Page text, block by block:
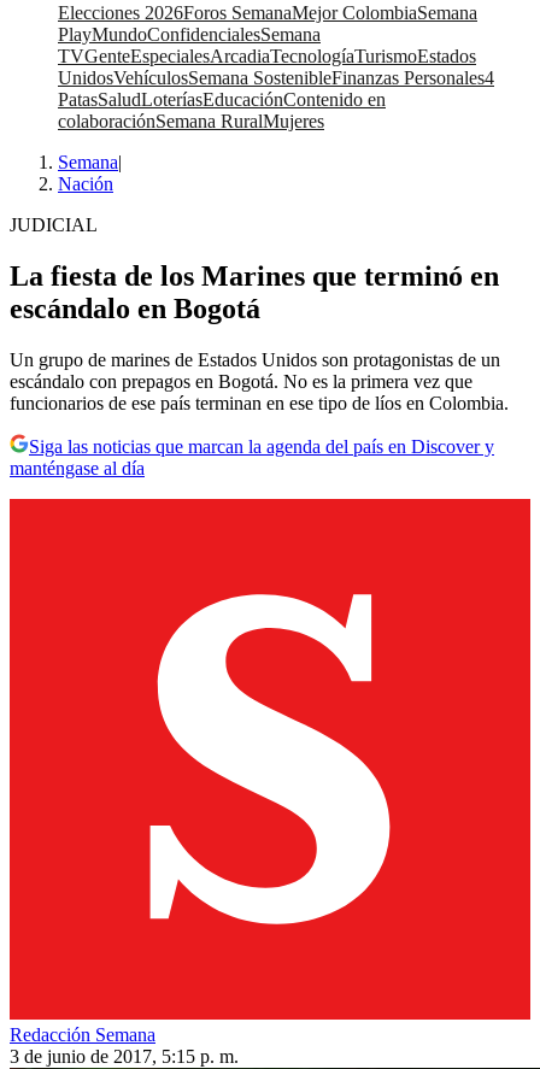
Elecciones 2026Foros SemanaMejor ColombiaSemana
PlayMundoConfidencialesSemana
TVGenteEspecialesArcadiaTecnologíaTurismoEstados
UnidosVehículosSemana SostenibleFinanzas Personales4
PatasSaludLoteríasEducaciónContenido en
colaboraciónSemana RuralMujeres
Semana|
Nación
JUDICIAL
La fiesta de los Marines que terminó en
escándalo en Bogotá
Un grupo de marines de Estados Unidos son protagonistas de un
escándalo con prepagos en Bogotá. No es la primera vez que
funcionarios de ese país terminan en ese tipo de líos en Colombia.
Siga las noticias que marcan la agenda del país en Discover y
manténgase al día
Redacción Semana
3 de junio de 2017, 5:15 p. m.